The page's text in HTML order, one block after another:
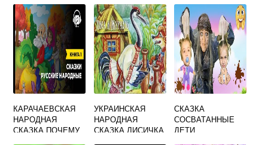
КАРАЧАЕВСКАЯ
НАРОДНАЯ
СКАЗКА ПОЧЕМУ
УКРАИНСКАЯ
НАРОДНАЯ
СКАЗКА ЛИСИЧКА
СКАЗКА
СОСВАТАННЫЕ
ДЕТИ